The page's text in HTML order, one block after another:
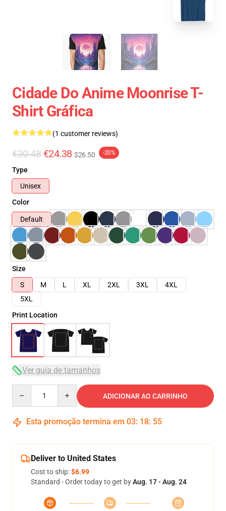
Cidade Do Anime Moonrise T-
Shirt Gráfica
(1 customer reviews)
€30.48 €24.38 $26.50 -20%
Type
Unisex
Color
Default
Size
S
M L XL 2XL 3XL
4XL
5XL
Print Location
Ver guia de tamanhos
ADICIONAR AO CARRINHO
Esta promoção termina em 03: 18: 54
Deliver to United States
Cost to ship:$6.99
Standard - Order today to get byAug. 17 - Aug. 24